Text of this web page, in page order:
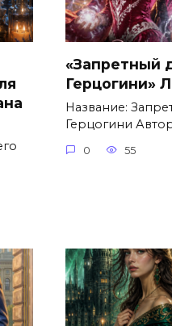
«Запретный
Герцогини»
Название:
Герцогини
0 55